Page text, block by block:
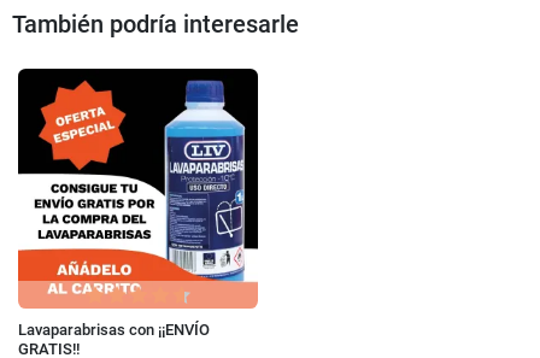
También podría interesarle
Lavaparabrisas con ¡¡ENVÍO
GRATIS!!